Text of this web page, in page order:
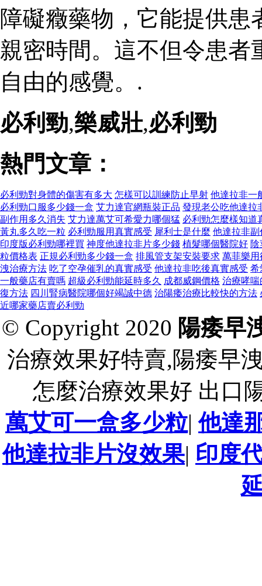
障礙癥藥物，它能提供
親密時間。這不但令患
自由的感覺。.
必利勁,樂威壯,必利勁
熱門文章：
必利勁對身體的傷害有多大 怎樣可以訓練防止早射 他達拉非一
必利勁口服多少錢一盒 艾力達官網瓶裝正品 發現老公吃他達拉
副作用多久消失 艾力達萬艾可希愛力哪個猛 必利勁怎麼樣知道
黃丸多久吃一粒 必利勁服用真實感受 犀利士是什麼 他達拉非
印度版必利勁哪裡買 神度他達拉非片多少錢 植髮哪個醫院好
粒價格表 正規必利勁多少錢一盒 排風管支架安裝要求 萬菲樂用
洩治療方法 吃了空孕催乳的真實感受 他達拉非吃後真實感受 希
一般藥店有賣嗎 超級必利勁能延時多久 成都威鋼價格 治療哮喘
復方法 四川腎病醫院哪個好竭誠中德 治陽痿治療比較快的方法
近哪家藥店賣必利勁
© Copyright 2020 陽痿早
治療效果好特賣,陽痿早
怎麼治療效果好 出口
萬艾可一盒多少粒|他達
他達拉非片沒效果| 印度